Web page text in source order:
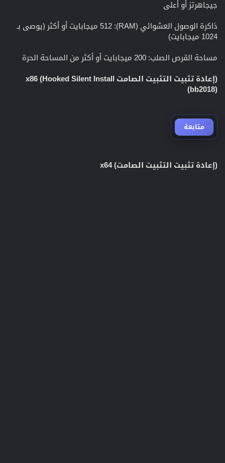
جيجاهرتز أو أعلى
ذاكرة الوصول العشوائي (RAM): 512 ميجابايت أو أكثر (يوصى بـ
1024 ميجابايت)
مساحة القرص الصلب: 200 ميجابايت أو أكثر من المساحة الحرة
(إعادة تثبيت التثبيت الصامت Hooked Silent Install) x86
(bb2018)
متابعة
(إعادة تثبيت التثبيت الصامت) x64